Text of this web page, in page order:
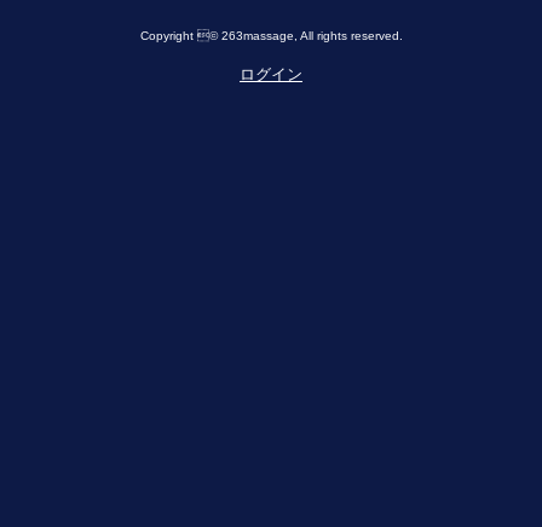
Copyright © 263massage, All rights reserved.
ログイン